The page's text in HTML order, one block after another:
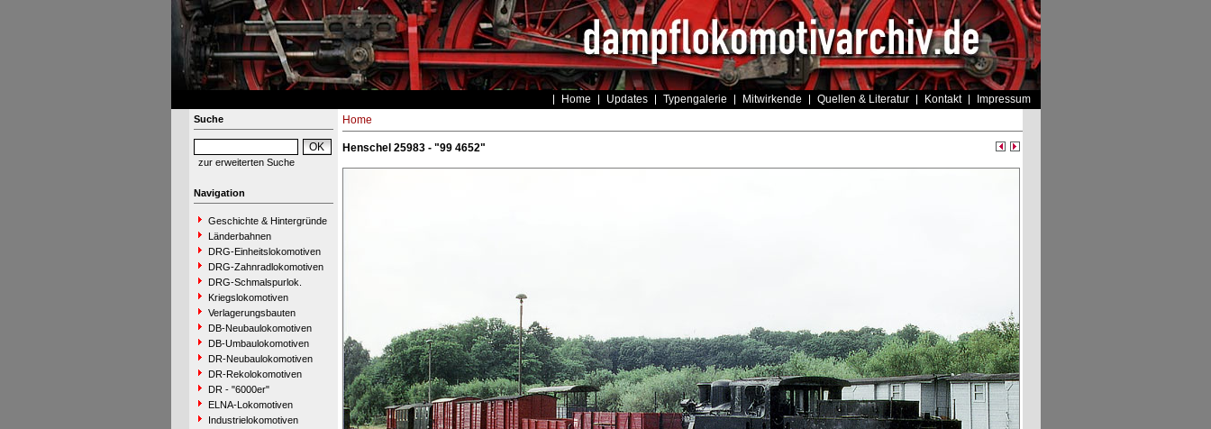
Home Updates Typengalerie Mitwirkende Quellen & Literatur Kontakt Impressum
Suche
zur erweiterten Suche
Navigation
Geschichte & Hintergründe
Länderbahnen
DRG-Einheitslokomotiven
DRG-Zahnradlokomotiven
DRG-Schmalspurlok.
Kriegslokomotiven
Verlagerungsbauten
DB-Neubaulokomotiven
DB-Umbaulokomotiven
DR-Neubaulokomotiven
DR-Rekolokomotiven
DR - "6000er"
ELNA-Lokomotiven
Industrielokomotiven
Home
Henschel 25983 - "99 4652"